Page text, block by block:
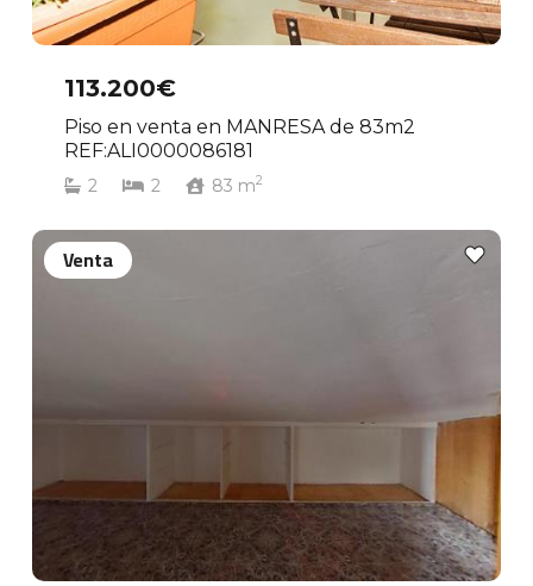
113.200€
Piso en venta en MANRESA de 83m2
REF:ALI0000086181
2 2 83 m2
Venta